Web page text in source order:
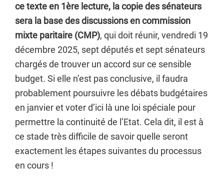
ce texte en 1ère lecture, la copie des sénateurs
sera la base des discussions en commission
mixte paritaire (CMP), qui doit réunir, vendredi 19
décembre 2025, sept députés et sept sénateurs
chargés de trouver un accord sur ce sensible
budget. Si elle n’est pas conclusive, il faudra
probablement poursuivre les débats budgétaires
en janvier et voter d’ici là une loi spéciale pour
permettre la continuité de l’Etat. Cela dit, il est à
ce stade très difficile de savoir quelle seront
exactement les étapes suivantes du processus
en cours !